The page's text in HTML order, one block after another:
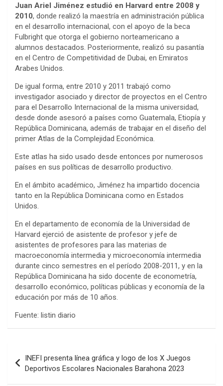
Juan Ariel Jiménez estudió en Harvard entre 2008 y
2010, donde realizó la maestría en administración pública
en el desarrollo internacional, con el apoyo de la beca
Fulbright que otorga el gobierno norteamericano a
alumnos destacados. Posteriormente, realizó su pasantía
en el Centro de Competitividad de Dubai, en Emiratos
Arabes Unidos.
De igual forma, entre 2010 y 2011 trabajó como
investigador asociado y director de proyectos en el Centro
para el Desarrollo Internacional de la misma universidad,
desde donde asesoró a países como Guatemala, Etiopía y
República Dominicana, además de trabajar en el diseño del
primer Atlas de la Complejidad Económica.
Este atlas ha sido usado desde entonces por numerosos
países en sus políticas de desarrollo productivo.
En el ámbito académico, Jiménez ha impartido docencia
tanto en la República Dominicana como en Estados
Unidos.
En el departamento de economía de la Universidad de
Harvard ejerció de asistente de profesor y jefe de
asistentes de profesores para las materias de
macroeconomía intermedia y microeconomía intermedia
durante cinco semestres en el período 2008-2011, y en la
República Dominicana ha sido docente de econometría,
desarrollo económico, políticas públicas y economía de la
educación por más de 10 años.
Fuente: listin diario
de
entradas
INEFI presenta línea gráfica y logo de los X Juegos
Deportivos Escolares Nacionales Barahona 2023